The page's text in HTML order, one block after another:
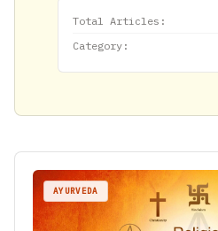
Total Articles:
Category:
AYURVEDA